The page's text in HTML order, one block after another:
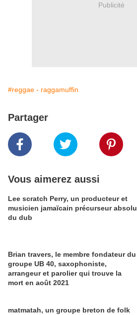
Publicité
#reggae - raggamuffin
Partager
Vous aimerez aussi
Lee scratch Perry, un producteur et
musicien jamaïcain précurseur absolu
du dub
Brian travers, le membre fondateur du
groupe UB 40, saxophoniste,
arrangeur et parolier qui trouve la
mort en août 2021
matmatah, un groupe breton de folk